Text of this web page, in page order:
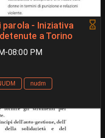
- Iniziativa
a Torino
08:00 PM
nudm